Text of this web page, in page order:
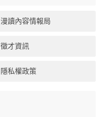
漫讀內容情報局
徵才資訊
隱私權政策